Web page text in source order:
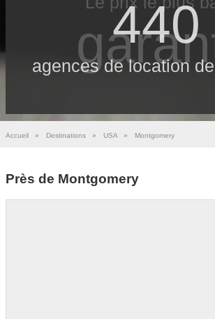
440
agences de location
Accueil » Destinations » USA » Montgomery
Près de Montgomery